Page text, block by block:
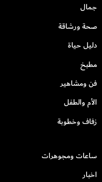
جمال
صحة ورشاقة
دليل حياة
مطبخ
فن ومشاهير
الأم والطفل
زفاف وخطوبة
ساعات ومجوهرات
اخبار